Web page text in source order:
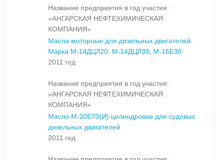
Название предприятия в год участия:
«АНГАРСКАЯ НЕФТЕХИМИЧЕСКАЯ
КОМПАНИЯ»
Масла моторные для дизельных двигателей.
Марка М-14ДЦЛ20, М-14ДЦЛ30, М-16Е30
2011 год
Название предприятия в год участия:
«АНГАРСКАЯ НЕФТЕХИМИЧЕСКАЯ
КОМПАНИЯ»
Масло М-20Е70(И) цилиндровое для судовых
дизельных двигателей
2011 год